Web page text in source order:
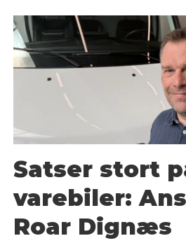
Satser stort
varebiler:
Roar Dignæs